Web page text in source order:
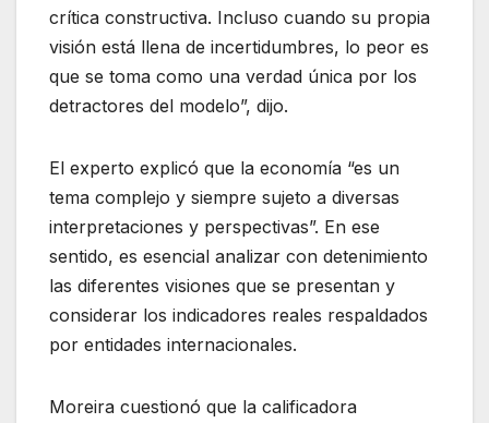
crítica constructiva. Incluso cuando su propia
visión está llena de incertidumbres, lo peor es
que se toma como una verdad única por los
detractores del modelo”, dijo.
El experto explicó que la economía “es un
tema complejo y siempre sujeto a diversas
interpretaciones y perspectivas”. En ese
sentido, es esencial analizar con detenimiento
las diferentes visiones que se presentan y
considerar los indicadores reales respaldados
por entidades internacionales.
Moreira cuestionó que la calificadora